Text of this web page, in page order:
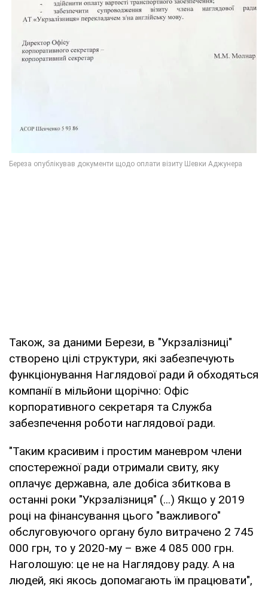
Також, за даними Берези, в "Укрзалізниці"
створено цілі структури, які забезпечують
функціонування Наглядової ради й обходяться
компанії в мільйони щорічно: Офіс
корпоративного секретаря та Служба
забезпечення роботи наглядової ради.
"Таким красивим і простим маневром члени
спостережної ради отримали свиту, яку
оплачує державна, але добіса збиткова в
останні роки "Укрзалізниця" (...) Якщо у 2019
році на фінансування цього "важливого"
обслуговуючого органу було витрачено 2 745
000 грн, то у 2020-му – вже 4 085 000 грн.
Наголошую: це не на Наглядову раду. А на
людей, які якось допомагають їм працювати",